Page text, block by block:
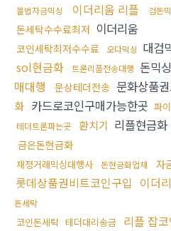
불법자금믹싱 이더리움 리플 검돈
돈세탁수수료최저 이더리움
코인세탁최저수수료 오다믹싱 대검
sol현금화 트론리플전송대행 돈믹
매대행
문상테더전송 문화상품
화 카드로코인구매가능한곳 파
테더트론파는곳 환치기 리플현금화
금은돈현금화
재정거래믹싱대행사 돈현금화업체 자
롯데상품권비트코인구입 이더
돈세탁
코인돈세탁 테더대리송금 리플 잡